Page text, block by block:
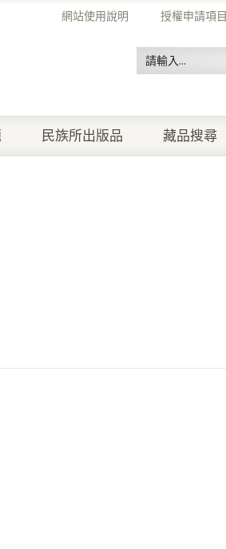
網站使用說明 授權申請項目
民族所出版品 藏品搜尋